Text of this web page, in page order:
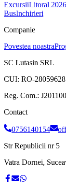
ExcursiiLitoral 2026
BusInchirieri
Companie
Povestea noastra
SC Lutasin SRL
CUI: RO-28059628
Reg. Com.:
Contact
0756140154
Str Republicii nr 5
Vatra Dornei,